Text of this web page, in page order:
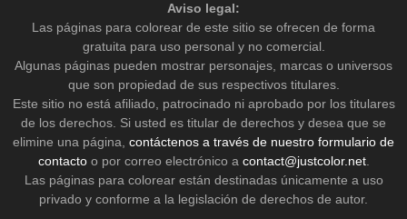
Aviso legal:
Las páginas para colorear de este sitio se ofrecen de forma
gratuita para uso personal y no comercial.
Algunas páginas pueden mostrar personajes, marcas o universos
que son propiedad de sus respectivos titulares.
Este sitio no está afiliado, patrocinado ni aprobado por los titulares
de los derechos. Si usted es titular de derechos y desea que se
elimine una página, contáctenos a través de nuestro formulario de
contactoo por correo electrónico a contact@justcolor.net.
Las páginas para colorear están destinadas únicamente a uso
privado y conforme a la legislación de derechos de autor.